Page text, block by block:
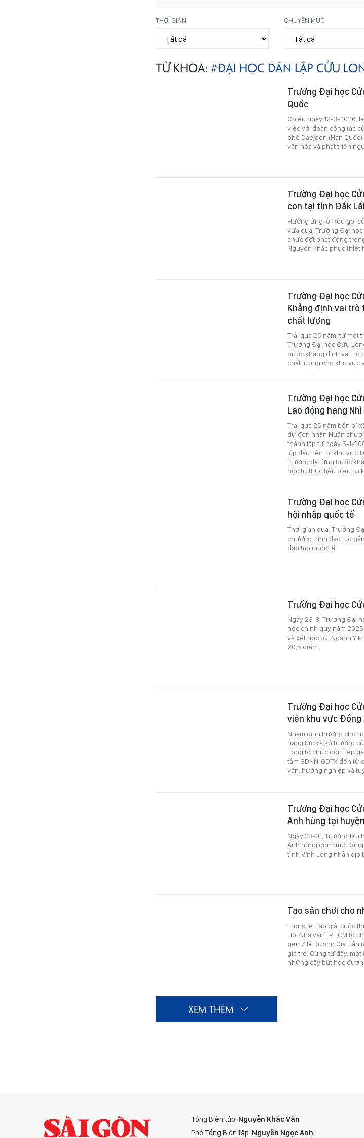
THỜI GIAN CHUYÊN MỤC
TỪ KHÓA: #ĐẠI HỌC DÂN LẬP CỬU
Trường Đại học
Quốc
Chiều ngày 12-3-2026,
việc với đoàn công tác
phố Daejeon (Hàn
văn hóa và phát triển
Trường Đại học
con tại tỉnh Đắk
Hưởng ứng lời kêu gọi
vừa qua, Trường Đại
chức đợt phát động
Nguyên khắc phục thiệt
Trường Đại học
Khẳng định vai
chất lượng
Trải qua 25 năm, từ một
Trường Đại học Cửu
bước khẳng định vai trò
chất lượng cho khu vực
Trường Đại học
Lao động hạng Nhì
Trải qua 25 năm bền bỉ
dự đón nhận Huân
thành lập từ ngày 5-1-
lập đầu tiên tại khu vực
trường đã từng bước
học tư thục tiêu biểu tại
Trường Đại học
hội nhập quốc tế
Thời gian qua, Trường
chương trình đào tạo
đào tạo quốc tế.
Trường Đại học
Ngày 23-8, Trường Đại
học chính quy năm
và xét học bạ. Ngành Y
20,5 điểm.
Trường Đại học
viên khu vực Đồng
Nhằm định hướng cho
năng lực và sở trường
Long tổ chức đón tiếp
tâm GDNN-GDTX đến
vấn, hướng nghiệp và
Trường Đại học
Anh hùng tại
Ngày 23-01, Trường Đại
Anh hùng gồm: mẹ Đặng
tỉnh Vĩnh Long nhân dịp
Tạo sân chơi cho
Trong lễ trao giải cuộc
Hội Nhà văn TPHCM tổ
gen Z là Dương Gia Hân
giả trẻ. Cũng từ đây,
những cây bút học
XEM THÊM
Tổng Biên tập: Nguyễn Khắc Văn
Phó Tổng Biên tập: Nguyễn Ngọc Anh,